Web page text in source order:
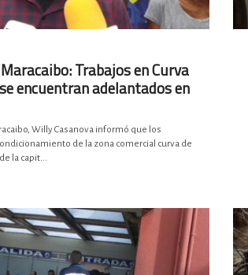
Trabajos en Curva
encuentran adelantados en
Willy Casanova informó que los
de la zona comercial curva de
la capit...